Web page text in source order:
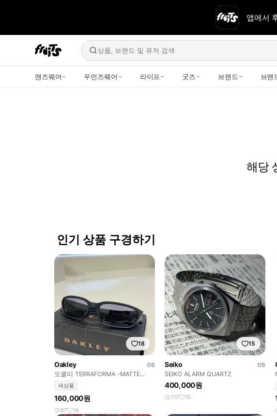
앱에서
상품, 브랜드 및 유저 검색
맨즈웨어 우먼즈웨어 라이프 굿즈 브랜드 브랜
해당
인기 상품 구경하기
18
Oakley
OS
오클리 TERRAFORMA -MATTE
BLACK
새상품
160,000원
97 18
15
Seiko
OS
SEIKO ALARM QUARTZ
400,000원
117 15